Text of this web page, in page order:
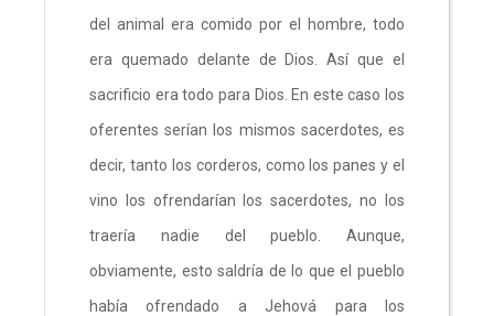
del animal era comido por el hombre, todo
era quemado delante de Dios. Así que el
sacrificio era todo para Dios. En este caso los
oferentes serían los mismos sacerdotes, es
decir, tanto los corderos, como los panes y el
vino los ofrendarían los sacerdotes, no los
traería nadie del pueblo. Aunque,
obviamente, esto saldría de lo que el pueblo
había ofrendado a Jehová para los